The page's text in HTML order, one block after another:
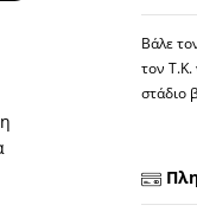
Βάλε
τον Τ.Κ.
στάδιο